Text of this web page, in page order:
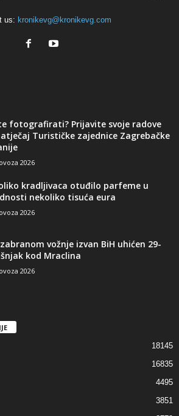
us: kronikevg@kronikevg.com
fotografirati? Prijavite svoje radove
Turističke zajednice Zagrebačke
2026
kradljivaca otuđilo parfeme u
nekoliko tisuća eura
2026
vožnje izvan BiH uhićen 29-
kod Mraclina
2026
18145
16835
4495
3851